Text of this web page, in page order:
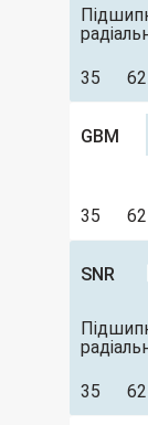
35 62
GBM
35 62
SNR
35 62